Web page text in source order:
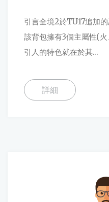
引言全境2於TU17追加
該背包擁有3個主屬性(
引人的特色就在於其...
詳細